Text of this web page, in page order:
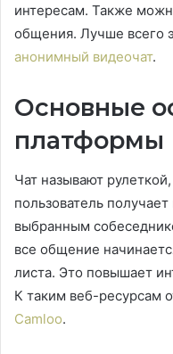
интересам. Также
общения. Лучше всего
анонимный видеочат.
Основные
платформы
Чат называют
пользователь
выбранным
все общение
листа. Это повышает
К таким веб-ресурсам
Camloo.